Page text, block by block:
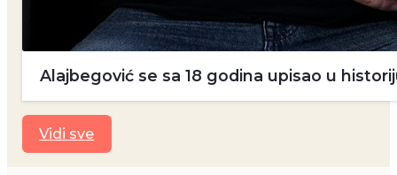
Alajbegović se sa 18 godina upisao u
Vidi sve